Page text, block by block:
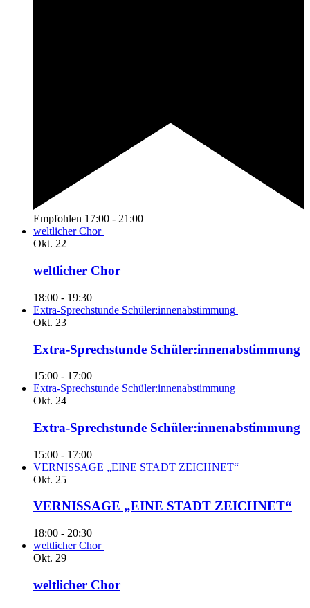
Empfohlen 17:00 - 21:00
weltlicher Chor
Okt. 22
weltlicher Chor
18:00 - 19:30
Extra-Sprechstunde Schüler:innenabstimmung
Okt. 23
Extra-Sprechstunde Schüler:innenabstimmung
15:00 - 17:00
Extra-Sprechstunde Schüler:innenabstimmung
Okt. 24
Extra-Sprechstunde Schüler:innenabstimmung
15:00 - 17:00
VERNISSAGE „EINE STADT ZEICHNET“
Okt. 25
VERNISSAGE „EINE STADT ZEICHNET“
18:00 - 20:30
weltlicher Chor
Okt. 29
weltlicher Chor